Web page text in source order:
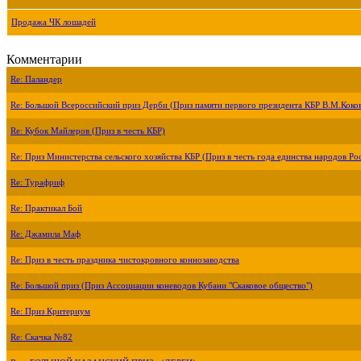
Продажа ЧК лошадей
Комментарии
Re: Паландер
Re: Большой Всероссийский приз Дерби (Приз памяти первого президента КБР
Re: Кубок Майлеров (Приз в честь КБР)
Re: Приз Министерства сельского хозяйства КБР (Приз в честь года единства народов
Re: Турафриф
Re: Практикал Бой
Re: Джамила Маф
Re: Приз в честь праздника чистокровного коннозаводства
Re: Большой приз (Приз Ассоциации коневодов Кубани "Скаковое общество")
Re: Приз Критериум
Re: Скачка №82